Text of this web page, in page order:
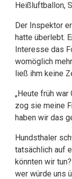
Heißluftballon,
Der Inspektor
hatte überlebt.
Interesse das
womöglich
ließ ihm keine
„Heute früh
zog sie meine
haben wir das
Hundsthaler
tatsächlich auf
könnten wir
wer würde uns